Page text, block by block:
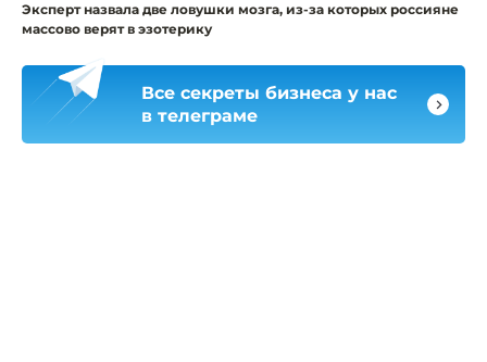
Эксперт назвала две ловушки мозга, из-за которых россияне
массово верят в эзотерику
Все секреты бизнеса у нас
в телеграме